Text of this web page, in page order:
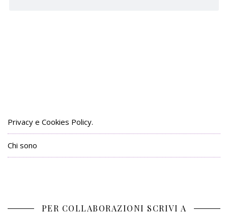
Privacy e Cookies Policy.
Chi sono
PER COLLABORAZIONI SCRIVI A